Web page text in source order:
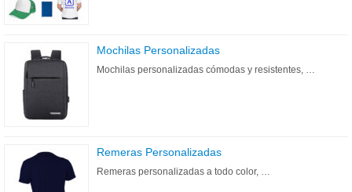
Mochilas Personalizadas
Mochilas personalizadas cómodas y resistentes, …
Remeras Personalizadas
Remeras personalizadas a todo color, …